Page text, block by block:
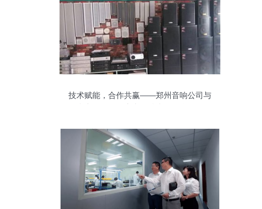
技术赋能，合作共赢——郑州音响公司与